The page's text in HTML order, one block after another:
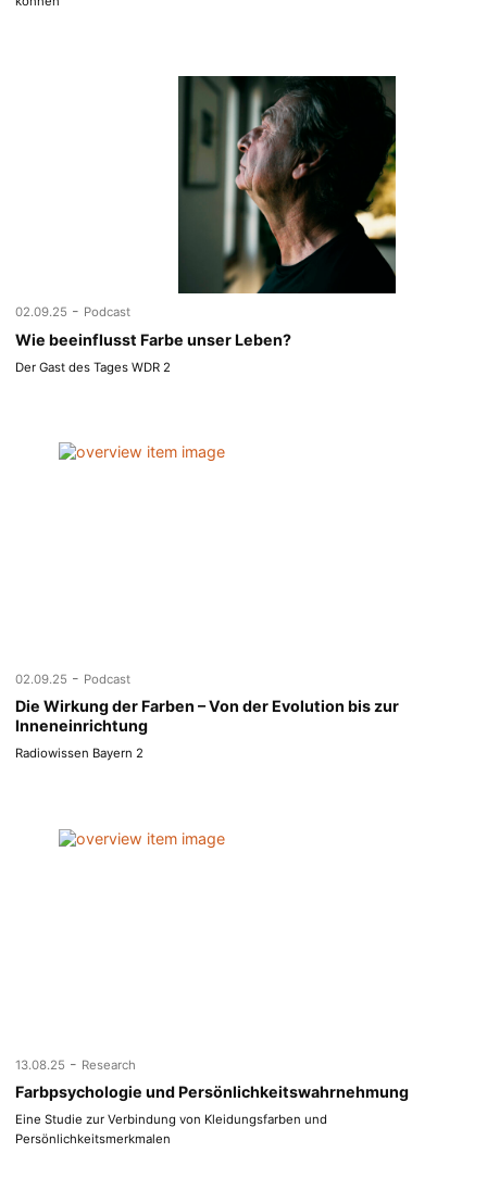
02.09.25 - Podcast
Wie beeinflusst Farbe unser Leben?
Der Gast des Tages WDR 2
02.09.25 - Podcast
Die Wirkung der Farben – Von der Evolution bis zur
Inneneinrichtung
Radiowissen Bayern 2
13.08.25 - Research
Farbpsychologie und Persönlichkeitswahrnehmung
Eine Studie zur Verbindung von Kleidungsfarben und
Persönlichkeitsmerkmalen